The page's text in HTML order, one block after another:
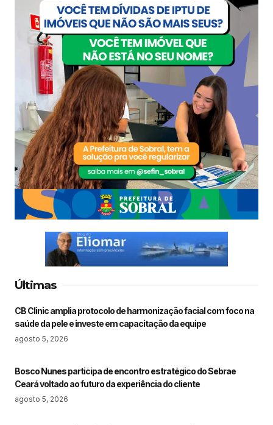
Últimas
CB Clinic amplia protocolo de harmonização facial com foco na
saúde da pele e investe em capacitação da equipe
agosto 5, 2026
Bosco Nunes participa de encontro estratégico do Sebrae
Ceará voltado ao futuro da experiência do cliente
agosto 5, 2026